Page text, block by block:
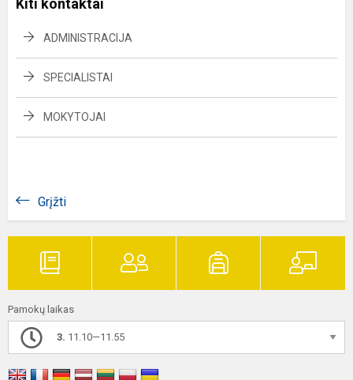
Kiti kontaktai
ADMINISTRACIJA
SPECIALISTAI
MOKYTOJAI
Grįžti
Pamokų laikas
3. 11.10—11.55